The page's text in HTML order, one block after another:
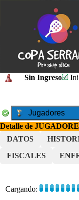
Sin Ingreso
Jugadores
Detalle de
DATOS
FISCALES
Cargando: